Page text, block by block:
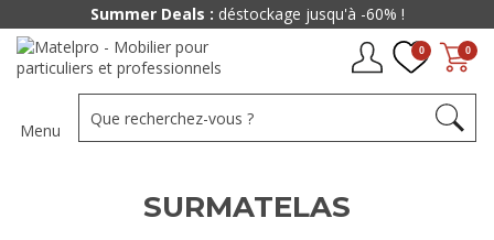
0
0
Menu
SURMATELAS
Summer Deals : déstockage jusqu'à -60% !